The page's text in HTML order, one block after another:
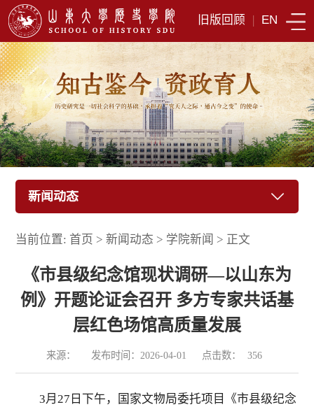
旧版回顾 | EN
新闻动态
当前位置: 首页 >新闻动态 > 学院新闻 > 正文
《市县级纪念馆现状调研—以山东为
例》开题论证会召开 多方专家共话基
层红色场馆高质量发展
来源： 发布时间：2026-04-01 点击数： 356
3月 27 日下午，国家文物局委托项目《市县级纪念